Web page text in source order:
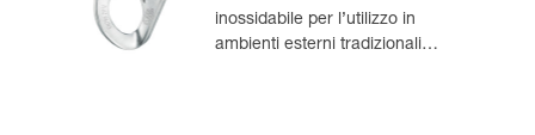
inossidabile per l’utilizzo in
ambienti esterni tradizionali